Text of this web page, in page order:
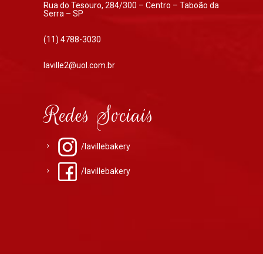
Rua do Tesouro, 284/300 – Centro – Taboão da
Serra – SP
(11) 4788-3030
laville2@uol.com.br
Redes Sociais
/lavillebakery
/lavillebakery